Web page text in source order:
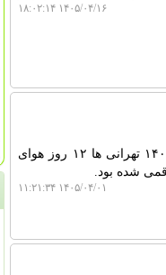
۱۴۰۵/۰۴/۱۶ ۱۸:۰۲:۱۴
به گزارش لیمو بلاگ، برمبنای اطلاعات شرکت کنترل کیفیت هوای تهران، طی بهار سال ۱۴۰۵ تهرانی ها ۱۲ روز هوای
۱۴۰۵/۰۴/۰۱ ۱۱:۲۱:۳۴